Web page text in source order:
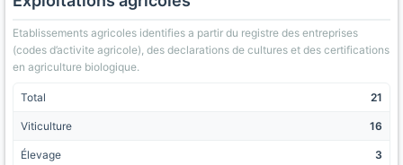
Etablissements agricoles identifies a partir du registre des entreprises
(codes d’activite agricole), des declarations de cultures et des certifications
en agriculture biologique.
Total 21
Viticulture 16
Élevage 3